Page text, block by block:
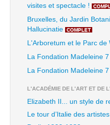
visites et spectacle !
Bruxelles, du Jardin
Hallucinatie
COMPLET
L'Arboretum et le Parc de
La Fondation Madeleine 7
La Fondation Madeleine 7
L'ACADÉMIE DE L'ART ET DE
Elizabeth II... un style de
Le tour d’Italie des